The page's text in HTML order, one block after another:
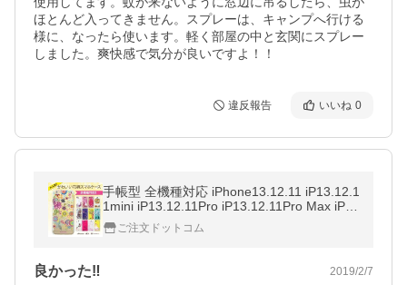
ほとんど入ってきません。スプレーは、キャンプへ行ける
様に、なったら使います。軽く部屋の中と玄関にスプレー
しました。爽快感で気分が良いですよ！！
違反報告 いいね 0
手帳型 全機種対応 iPhone13.12.11 iP13.12.1
1mini iP13.12.11Pro iP13.12.11Pro Max iPX
s Xs Max XR X iP8.7.6.5 Xperia Galaxy 花
柄 hanagara-zen
ご注文ドットコム
良かった‼️ 2019/2/7